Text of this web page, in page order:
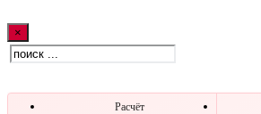
×
Искать:
Расчёт